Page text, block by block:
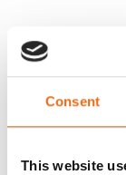
Consent
This website